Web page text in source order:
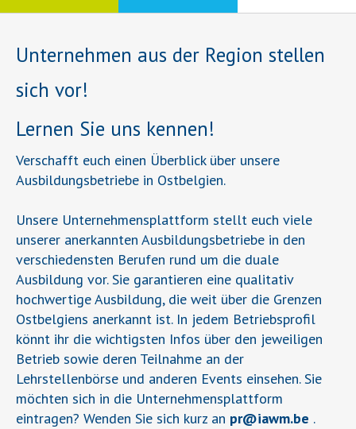
Unternehmen aus der Region stellen
sich vor!
Lernen Sie uns kennen!
Verschafft euch einen Überblick über unsere
Ausbildungsbetriebe in Ostbelgien.
Unsere Unternehmensplattform stellt euch viele
unserer anerkannten Ausbildungsbetriebe in den
verschiedensten Berufen rund um die duale
Ausbildung vor. Sie garantieren eine qualitativ
hochwertige Ausbildung, die weit über die Grenzen
Ostbelgiens anerkannt ist. In jedem Betriebsprofil
könnt ihr die wichtigsten Infos über den jeweiligen
Betrieb sowie deren Teilnahme an der
Lehrstellenbörse und anderen Events einsehen. Sie
möchten sich in die Unternehmensplattform
eintragen? Wenden Sie sich kurz an pr@iawm.be .